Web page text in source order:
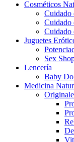
Cosméticos
Cuidado
Cuidado
Cuidado
Juguetes
Sex
Lencería
Baby
Medicina